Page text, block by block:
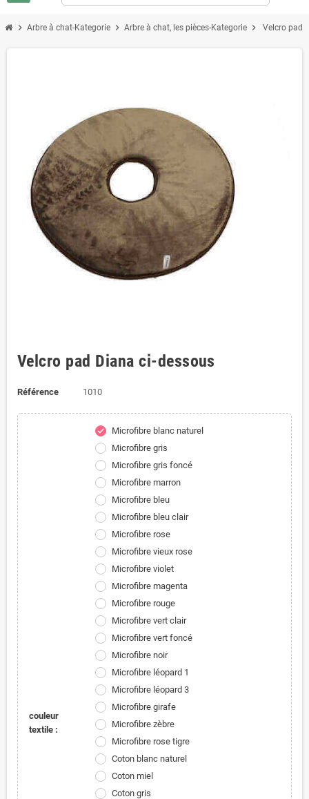
chevron_right Arbre à chat-Kategorie chevron_right Arbre à chat, les pièces-Kategorie chevron_right Velcro pad
Velcro pad Diana ci-dessous
Référence 1010
couleur
textile :
check
Microfibre blanc naturel
Microfibre gris
Microfibre gris foncé
Microfibre marron
Microfibre bleu
Microfibre bleu clair
Microfibre rose
Microfibre vieux rose
Microfibre violet
Microfibre magenta
Microfibre rouge
Microfibre vert clair
Microfibre vert foncé
Microfibre noir
Microfibre léopard 1
Microfibre léopard 3
Microfibre girafe
Microfibre zèbre
Microfibre rose tigre
Coton blanc naturel
Coton miel
Coton gris